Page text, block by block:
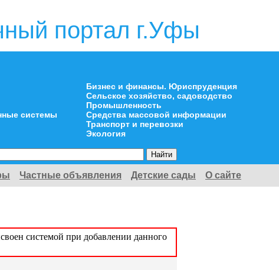
портал г.Уфы
системы
Бизнес и финансы. Юриспруденция
Сельское хозяйство, садоводство
Промышленность
Средства массовой информации
Транспорт и перевозки
Экология
Частные объявления Детские сады О сайте
системой при добавлении данного